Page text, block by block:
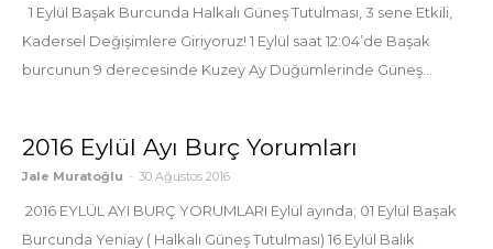
1 Eylül Başak Burcunda Halkalı Güneş Tutulması, 3 sene Etkili,
Kadersel Değişimlere Giriyoruz! 1 Eylül saat 12:04’de Başak
burcunun 9 derecesinde Kuzey Ay Düğümlerinde Güneş...
2016 Eylül Ayı Burç Yorumları
Jale Muratoğlu - 30 Ağustos 2016
2016 EYLÜL AYI BURÇ YORUMLARI Eylül ayında; 01 Eylül Başak
Burcunda Yeniay ( Halkalı Güneş Tutulması) 16 Eylül Balık